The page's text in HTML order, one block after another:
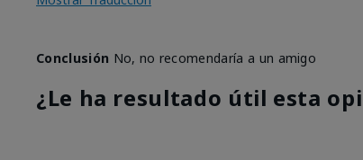
Conclusión No, no recomendaría a un amigo
¿Le ha resultado útil esta